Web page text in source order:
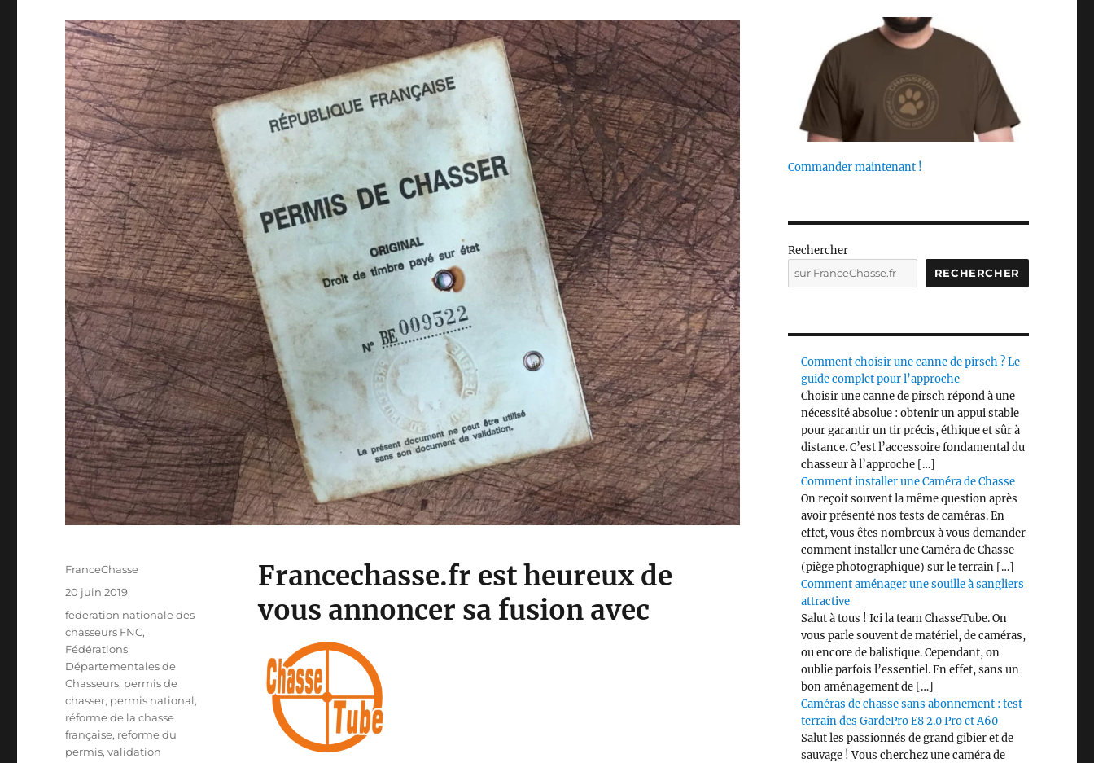
Francechasse.fr est heureux de
vous annoncer sa fusion avec
A
u
e
u
r
FranceChasse
P
u
b
l
i
é
20 juin 2019
C
a
t
é
g
o
r
i
e
federation nationale des
chasseurs FNC,
Fédérations
Départementales de
Chasseurs, permis de
chasser, permis national,
réforme de la chasse
française, reforme du
permis,validation
Commander maintenant !
Rechercher
RECHERCHER
Comment choisir une canne de pirsch ? Le
guide complet pour l’approche
Choisir une canne de pirsch répond à une
nécessité absolue : obtenir un appui stable
pour garantir un tir précis, éthique et sûr à
distance. C’est l’accessoire fondamental du
chasseur à l’approche […]
Comment installer une Caméra de Chasse
On reçoit souvent la même question après
avoir présenté nos tests de caméras. En
effet, vous êtes nombreux à vous demander
comment installer une Caméra de Chasse
(piège photographique) sur le terrain […]
Comment aménager une souille à sangliers
attractive
Salut à tous ! Ici la team ChasseTube. On
vous parle souvent de matériel, de caméras,
ou encore de balistique. Cependant, on
oublie parfois l’essentiel. En effet, sans un
bon aménagement de […]
Caméras de chasse sans abonnement : test
terrain des GardePro E8 2.0 Pro et A60
Salut les passionnés de grand gibier et de
sauvage ! Vous cherchez une caméra de